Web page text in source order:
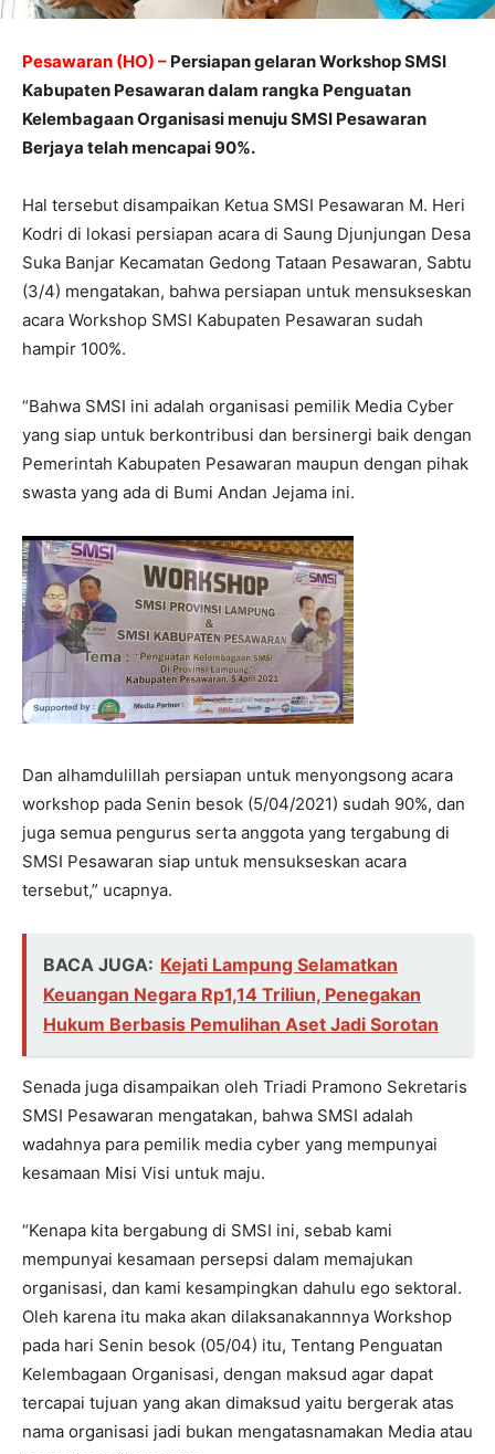
Pesawaran (HO) – Persiapan gelaran Workshop SMSI
Kabupaten Pesawaran dalam rangka Penguatan
Kelembagaan Organisasi menuju SMSI Pesawaran
Berjaya telah mencapai 90%.
Hal tersebut disampaikan Ketua SMSI Pesawaran M. Heri
Kodri di lokasi persiapan acara di Saung Djunjungan Desa
Suka Banjar Kecamatan Gedong Tataan Pesawaran, Sabtu
(3/4) mengatakan, bahwa persiapan untuk mensukseskan
acara Workshop SMSI Kabupaten Pesawaran sudah
hampir 100%.
“Bahwa SMSI ini adalah organisasi pemilik Media Cyber
yang siap untuk berkontribusi dan bersinergi baik dengan
Pemerintah Kabupaten Pesawaran maupun dengan pihak
swasta yang ada di Bumi Andan Jejama ini.
Dan alhamdulillah persiapan untuk menyongsong acara
workshop pada Senin besok (5/04/2021) sudah 90%, dan
juga semua pengurus serta anggota yang tergabung di
SMSI Pesawaran siap untuk mensukseskan acara
tersebut,” ucapnya.
BACA JUGA: Kejati Lampung Selamatkan
Keuangan Negara Rp1,14 Triliun, Penegakan
Hukum Berbasis Pemulihan Aset Jadi Sorotan
Senada juga disampaikan oleh Triadi Pramono Sekretaris
SMSI Pesawaran mengatakan, bahwa SMSI adalah
wadahnya para pemilik media cyber yang mempunyai
kesamaan Misi Visi untuk maju.
“Kenapa kita bergabung di SMSI ini, sebab kami
mempunyai kesamaan persepsi dalam memajukan
organisasi, dan kami kesampingkan dahulu ego sektoral.
Oleh karena itu maka akan dilaksanakannnya Workshop
pada hari Senin besok (05/04) itu, Tentang Penguatan
Kelembagaan Organisasi, dengan maksud agar dapat
tercapai tujuan yang akan dimaksud yaitu bergerak atas
nama organisasi jadi bukan mengatasnamakan Media atau